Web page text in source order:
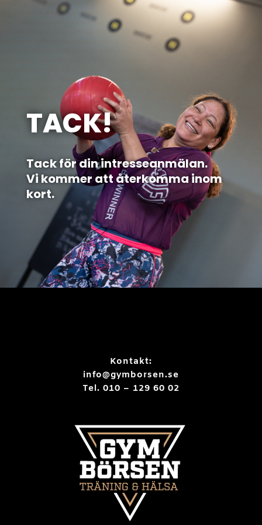
TACK!
Tack för din intresseanmälan.
Vi kommer att återkomma inom
kort.
Kontakt:
info@gymborsen.se
Tel. 010 – 129 60 02